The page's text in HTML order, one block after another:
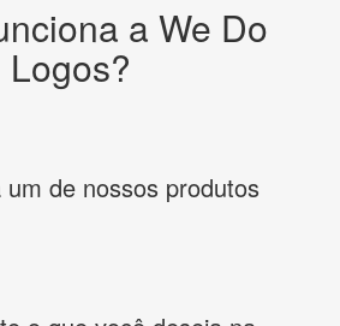
a We Do
Logos?
um de nossos produtos